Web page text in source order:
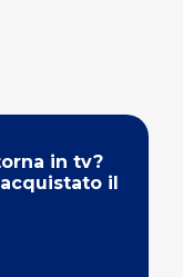
in tv?
il